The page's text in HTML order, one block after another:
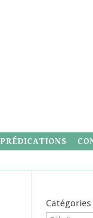
PRÉDICATIONS
Catégories